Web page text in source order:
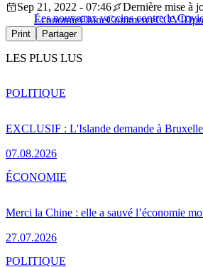
Les nouveaux vaccins contre le
Sep 21, 2022 - 07:46
Dernière mise à
ÉconomieChineCommerceCOVID
Print Partager
LES PLUS LUS
EXCLUSIF : L'Islande demande à
07.08.2026
POLITIQUE
Merci la Chine : elle a sauvé l’économie
27.07.2026
ÉCONOMIE
POLITIQUE